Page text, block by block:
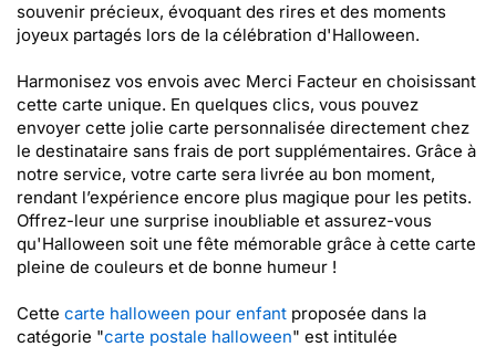
souvenir précieux, évoquant des rires et des moments
joyeux partagés lors de la célébration d'Halloween.
Harmonisez vos envois avec Merci Facteur en choisissant
cette carte unique. En quelques clics, vous pouvez
envoyer cette jolie carte personnalisée directement chez
le destinataire sans frais de port supplémentaires. Grâce à
notre service, votre carte sera livrée au bon moment,
rendant l’expérience encore plus magique pour les petits.
Offrez-leur une surprise inoubliable et assurez-vous
qu'Halloween soit une fête mémorable grâce à cette carte
pleine de couleurs et de bonne humeur !
Cette carte halloween pour enfant proposée dans la
catégorie "carte postale halloween" est intitulée